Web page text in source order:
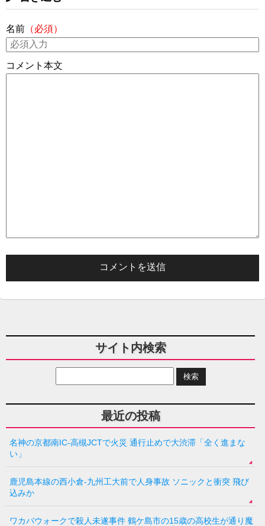
名前 （必須）
コメント本文
サイト内検索
最近の投稿
名神の京都南IC-高槻JCTで火災 通行止めで大渋滞「全く進まな
い」
鹿児島本線の西小倉-九州工大前で人身事故 ソニックと衝突 飛び
込みか
ワカバウォークで殺人未遂事件 鶴ケ島市の15歳の高校生が通り魔